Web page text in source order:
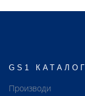
GS1 КАТАЛОГ
Производи